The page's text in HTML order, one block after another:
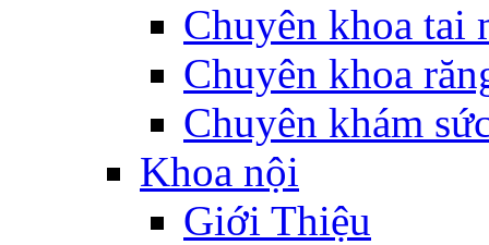
Chuyên khoa tai
Chuyên khoa
Chuyên khám
Khoa nội
Giới Thiệu